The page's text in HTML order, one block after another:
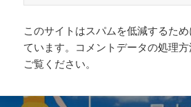
このサイトはスパムを低減するた
ています。 コメントデータの処理
ご覧ください。